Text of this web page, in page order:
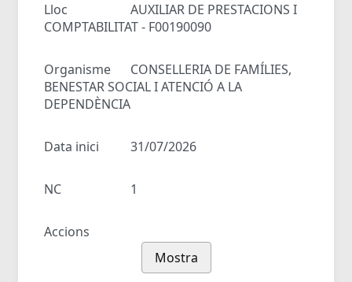
Lloc
AUXILIAR DE PRESTACIONS I
COMPTABILITAT - F00190090
Organisme
CONSELLERIA DE FAMÍLIES,
BENESTAR SOCIAL I ATENCIÓ A LA
DEPENDÈNCIA
Data inici 31/07/2026
NC 1
Accions
Mostra